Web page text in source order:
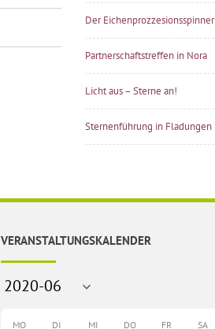
Der Eichenprozzesionsspinner
Partnerschaftstreffen in Nora
Licht aus – Sterne an!
Sternenführung in Fladungen
VERANSTALTUNGSKALENDER
MO DI MI DO FR SA